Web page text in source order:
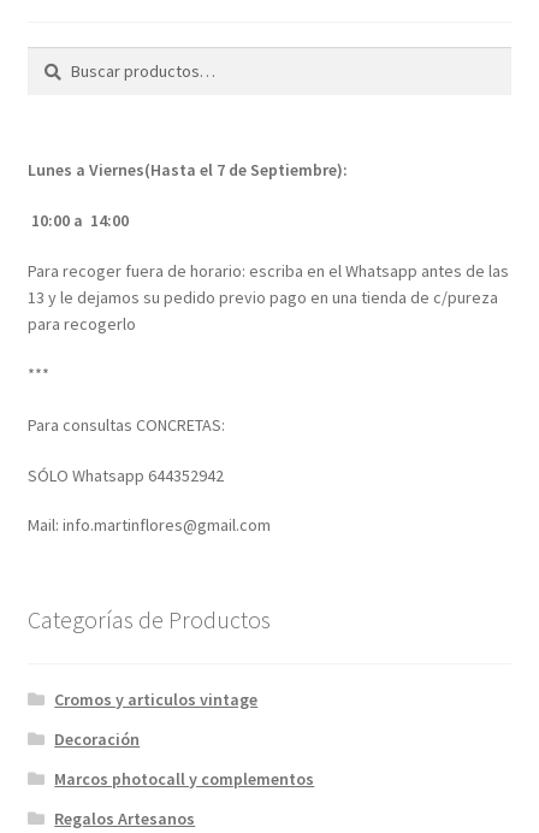
Buscar
Buscar
Lunes a Viernes(Hasta el 7 de Septiembre):
10:00 a 14:00
Para recoger fuera de horario: escriba en el Whatsapp antes de las
13 y le dejamos su pedido previo pago en una tienda de c/pureza
para recogerlo
***
Para consultas CONCRETAS:
SÓLO Whatsapp 644352942
Mail: info.martinflores@gmail.com
Categorías de Productos
Cromos y articulos vintage
Decoración
Marcos photocall y complementos
Regalos Artesanos